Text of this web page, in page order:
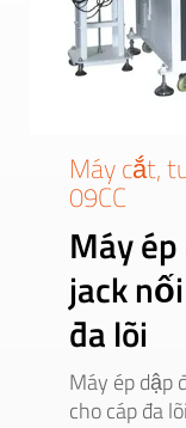
Máy cắt,
09CC
Máy
jack
đa lõi
Máy ép dập
cho cáp đa lõi